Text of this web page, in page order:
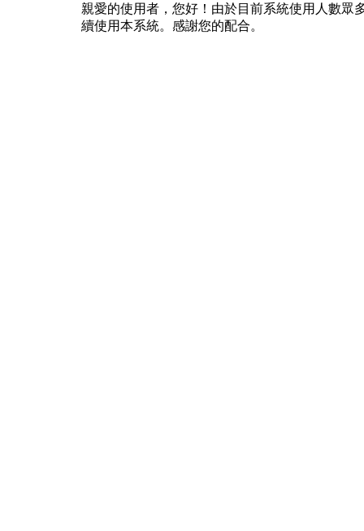
親愛的使用者，您好！由於目前系統使用人數眾
續使用本系統。感謝您的配合。